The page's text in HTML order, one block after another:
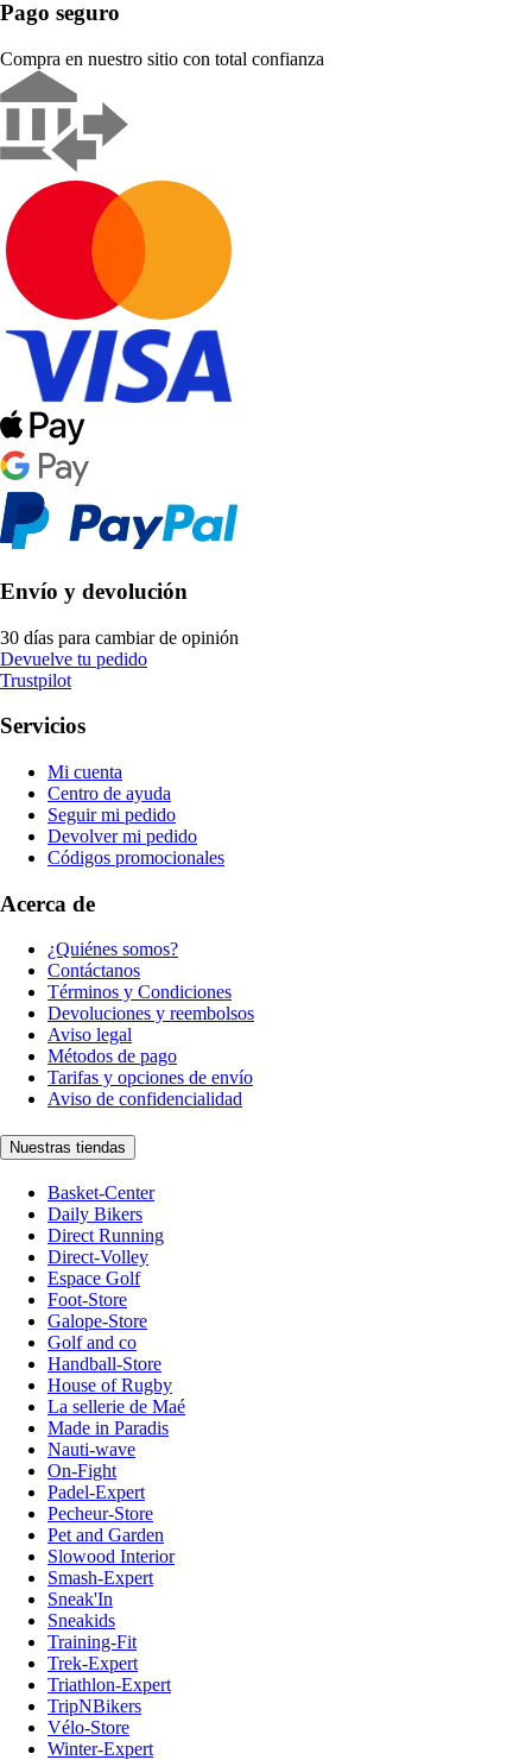
Pago seguro
Compra en nuestro sitio con total confianza
Envío y devolución
30 días para cambiar de opinión
Devuelve tu pedido
Trustpilot
Servicios
Mi cuenta
Centro de ayuda
Seguir mi pedido
Devolver mi pedido
Códigos promocionales
Acerca de
¿Quiénes somos?
Contáctanos
Términos y Condiciones
Devoluciones y reembolsos
Aviso legal
Métodos de pago
Tarifas y opciones de envío
Aviso de confidencialidad
Nuestras tiendas
Basket-Center
Daily Bikers
Direct Running
Direct-Volley
Espace Golf
Foot-Store
Galope-Store
Golf and co
Handball-Store
House of Rugby
La sellerie de Maé
Made in Paradis
Nauti-wave
On-Fight
Padel-Expert
Pecheur-Store
Pet and Garden
Slowood Interior
Smash-Expert
Sneak'In
Sneakids
Training-Fit
Trek-Expert
Triathlon-Expert
TripNBikers
Vélo-Store
Winter-Expert